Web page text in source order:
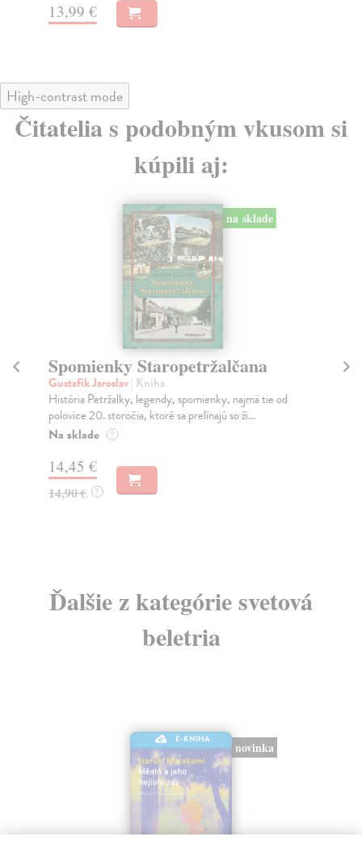
13,99 €
High-contrast mode
Čitatelia s podobným vkusom si
kúpili aj:
na sklade
Spomienky Staropetržalčana
Gustafik Jaroslav| Kniha
História Petržalky, legendy, spomienky, najmä tie od
polovice 20. storočia, ktoré sa prelínajú so ži...
Na sklade ?
14,45 €
14,90 € ?
Ďalšie z kategórie svetová
beletria
E-KNIHA
novinka